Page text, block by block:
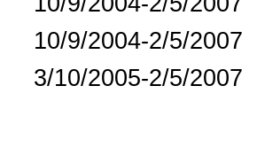
10/9/2004-2/5/2007
3/10/2005-2/5/2007